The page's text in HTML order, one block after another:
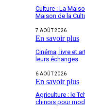
Culture : La
Maison de la
7 AOÛT 2026
En savoir plus
Cinéma, livre et
leurs échanges
6 AOÛT 2026
En savoir plus
Agriculture : le
chinois pour